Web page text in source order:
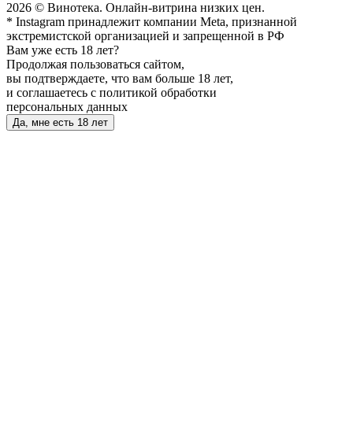
2026 © Винотека. Онлайн-витрина низких цен.
* Instagram принадлежит компании Meta, признанной
экстремистской организацией и запрещенной в РФ
Вам уже есть 18 лет?
Продолжая пользоваться сайтом,
вы подтверждаете, что вам больше 18 лет,
и соглашаетесь с политикой обработки
персональных данных
Да, мне есть 18 лет